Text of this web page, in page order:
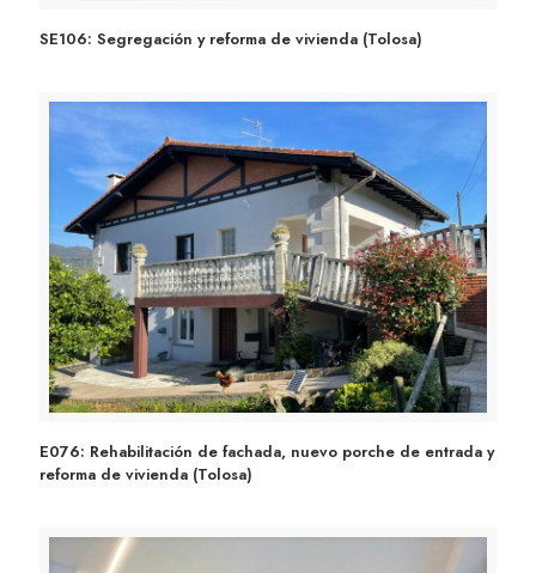
SE106: Segregación y reforma de vivienda (Tolosa)
SE106: Segregación y reforma de vivienda (Tolosa)
E076: Rehabilitación de fachada, nuevo porche de
E076: Rehabilitación de fachada, nuevo porche de entrada y
reforma de vivienda (Tolosa)